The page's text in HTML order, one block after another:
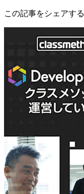
この記事をシェアする